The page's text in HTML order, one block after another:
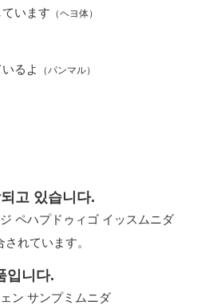
ています （ヘヨ体）
るよ （パンマル）
고 있습니다.
ペハプドゥィゴ イッスムニダ
れています。
입니다.
ン サンプミムニダ